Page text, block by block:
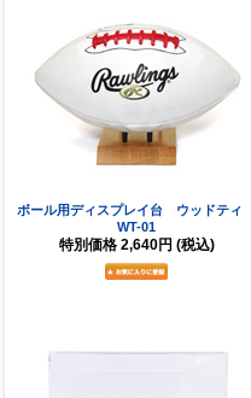
ボール用ディスプレイ台 ウッドティ
WT-01
特別価格 2,640円 (税込)